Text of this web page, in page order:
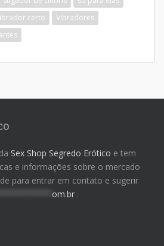
certo
Vibradores
Sex Shop Segredo Erótico e tem
e informações sobre o mercado
para entrar em contato e sugerir
om.br .